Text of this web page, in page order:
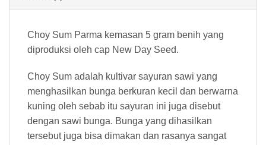
Choy Sum Parma kemasan 5 gram benih yang
diproduksi oleh cap New Day Seed.
Choy Sum adalah kultivar sayuran sawi yang
menghasilkan bunga berkuran kecil dan berwarna
kuning oleh sebab itu sayuran ini juga disebut
dengan sawi bunga. Bunga yang dihasilkan
tersebut juga bisa dimakan dan rasanya sangat